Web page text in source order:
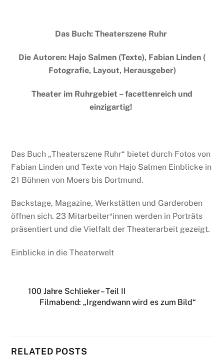
Das Buch: Theaterszene Ruhr
Die Autoren: Hajo Salmen (Texte), Fabian Linden (
Fotografie, Layout, Herausgeber)
Theater im Ruhrgebiet – facettenreich und
einzigartig!
Das Buch „Theaterszene Ruhr“ bietet durch Fotos von
Fabian Linden und Texte von Hajo Salmen Einblicke in
21 Bühnen von Moers bis Dortmund.
Backstage, Magazine, Werkstätten und Garderoben
öffnen sich. 23 Mitarbeiter*innen werden in Porträts
präsentiert und die Vielfalt der Theaterarbeit gezeigt.
Einblicke in die Theaterwelt
100 Jahre Schlieker – Teil II
Filmabend: „Irgendwann wird es zum Bild“
RELATED POSTS